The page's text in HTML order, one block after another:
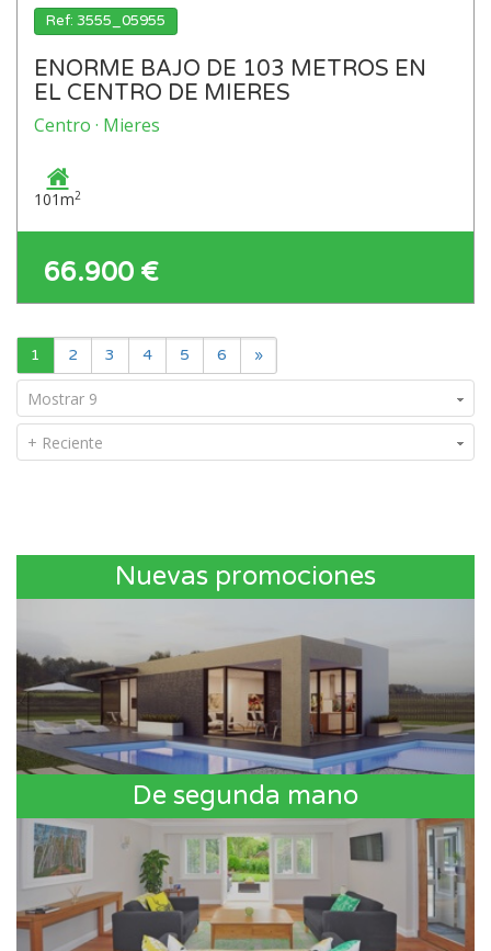
Ref: 3555_05955
ENORME BAJO DE 103 METROS EN
EL CENTRO DE MIERES
Centro · Mieres
101m2
66.900 €
1 2 3 4 5 6 »
Mostrar 9
+ Reciente
Nuevas promociones
De segunda mano